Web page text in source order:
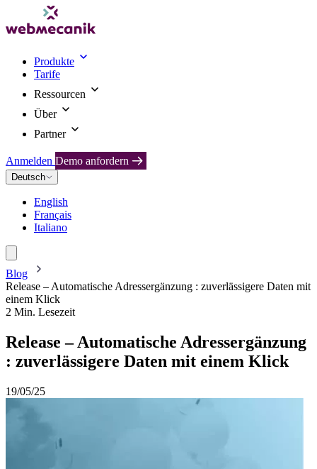
Produkte
Tarife
Ressourcen
Über
Partner
Anmelden Demo anfordern
Deutsch
English
Français
Italiano
Blog
Release – Automatische Adressergänzung : zuverlässigere Daten mit
einem Klick
2 Min. Lesezeit
Release – Automatische Adressergänzung
: zuverlässigere Daten mit einem Klick
19/05/25